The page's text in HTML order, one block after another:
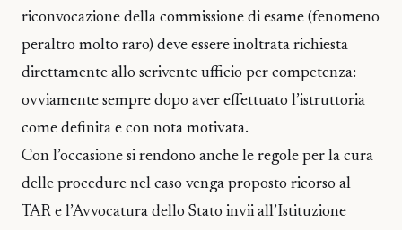
riconvocazione della commissione di esame (fenomeno
peraltro molto raro) deve essere inoltrata richiesta
direttamente allo scrivente ufficio per competenza:
ovviamente sempre dopo aver effettuato l’istruttoria
come definita e con nota motivata.
Con l’occasione si rendono anche le regole per la cura
delle procedure nel caso venga proposto ricorso al
TAR e l’Avvocatura dello Stato invii all’Istituzione